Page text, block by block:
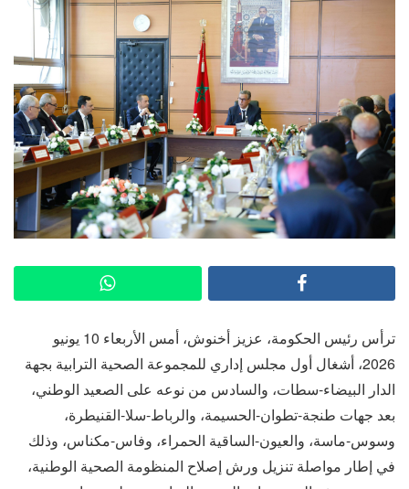
ترأس رئيس الحكومة، عزيز أخنوش، أمس الأربعاء 10 يونيو
2026، أشغال أول مجلس إداري للمجموعة الصحية الترابية بجهة
الدار البيضاء-سطات، والسادس من نوعه على الصعيد الوطني،
بعد جهات طنجة-تطوان-الحسيمة، والرباط-سلا-القنيطرة،
وسوس-ماسة، والعيون-الساقية الحمراء، وفاس-مكناس، وذلك
في إطار مواصلة تنزيل ورش إصلاح المنظومة الصحية الوطنية،